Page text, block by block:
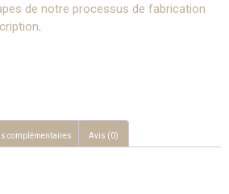
de notre processus de fabrication
.
complémentaires Avis (0)